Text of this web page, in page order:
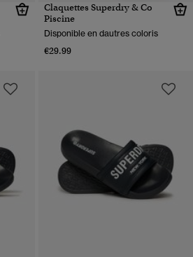
Claquettes Superdry & Co
Piscine
Disponible en dautres coloris
€29.99